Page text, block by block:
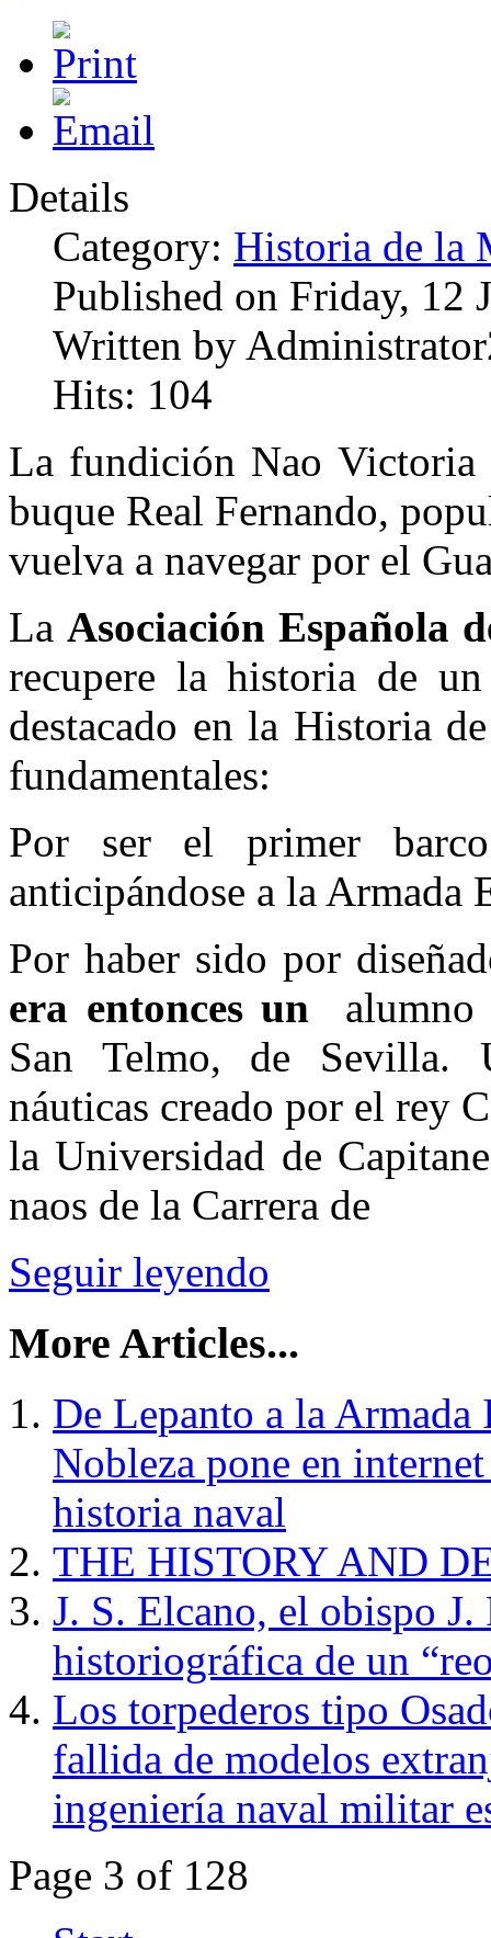
Details
Category: Historia de la
Published on Friday, 12
Written by
Hits: 104
La fundición Nao Victoria
buque Real Fernando,
vuelva a navegar por el
La Asociación Española
recupere la historia de
destacado en la Historia
fundamentales:
Por ser el primer
anticipándose a la Armada
Por haber sido por
era entonces un
San Telmo, de Sevilla.
náuticas creado por el rey
la Universidad de
naos de la Carrera de
Seguir leyendo
More Articles...
De Lepanto a la
Nobleza pone en
historia naval
THE HISTORY AND
J. S. Elcano, el obispo
historiográfica de un
Los torpederos tipo
fallida de modelos
ingeniería naval militar
Page 3 of 128